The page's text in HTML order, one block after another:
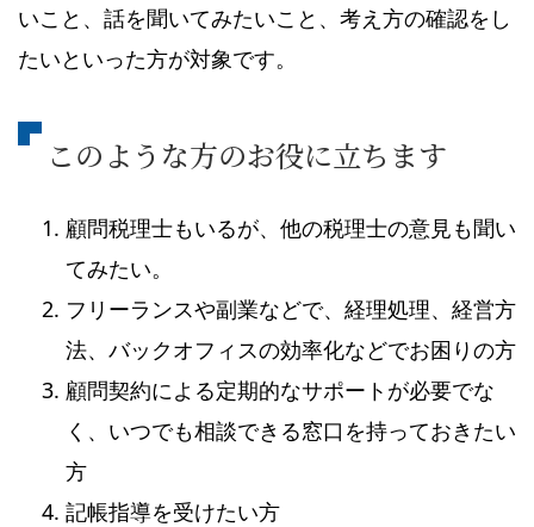
いこと、話を聞いてみたいこと、考え方の確認をし
たいといった方が対象です。
このような方のお役に立ちます
顧問税理士もいるが、他の税理士の意見も聞い
てみたい。
フリーランスや副業などで、経理処理、経営方
法、バックオフィスの効率化などでお困りの方
顧問契約による定期的なサポートが必要でな
く、いつでも相談できる窓口を持っておきたい
方
記帳指導を受けたい方